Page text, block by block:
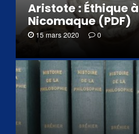
Aristote : Éthique à
Nicomaque (PDF)
15 mars 2020 0